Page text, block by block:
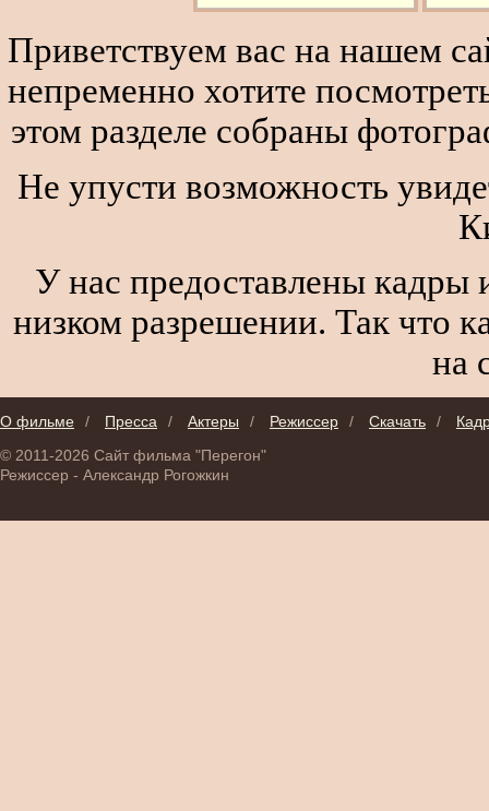
Приветствуем вас на нашем
непременно хотите
этом разделе собраны
Не упусти возможность
У нас предоставлены кадры
низком разрешении. Так что
на
О фильме / Пресса / Актеры / Режиссер / Скачать /
© 2011-2026 Сайт фильма "Перегон"
Режиссер - Александр Рогожкин